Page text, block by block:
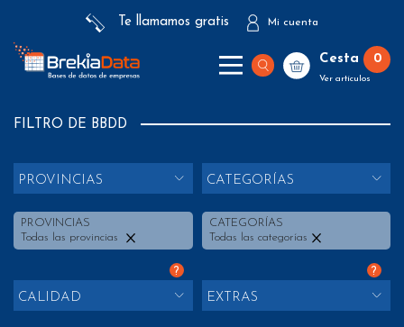
Te llamamos gratis Mi cuenta
Cesta 0
Ver artículos
FILTRO DE BBDD
PROVINCIAS
PROVINCIAS
Todas las provincias
CATEGORÍAS
CATEGORÍAS
Todas las categorías
?
CALIDAD
?
EXTRAS